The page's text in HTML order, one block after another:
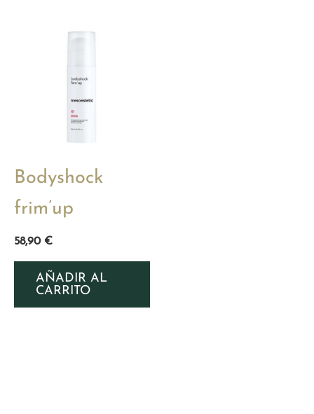
Bodyshock
frim’up
58,90 €
AÑADIR AL
CARRITO